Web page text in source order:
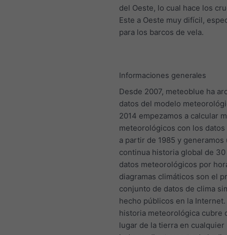
del Oeste, lo cual hace los
Este a Oeste muy difícil,
para los barcos de vela.
Informaciones generales
Desde 2007, meteoblue ha
datos del modelo
2014 empezamos a calcular
meteorológicos con los
a partir de 1985 y generamos
continua historia global de
datos meteorológicos por
diagramas climáticos son el
conjunto de datos de clima
hecho públicos en la
historia meteorológica cubre
lugar de la tierra en cualquier